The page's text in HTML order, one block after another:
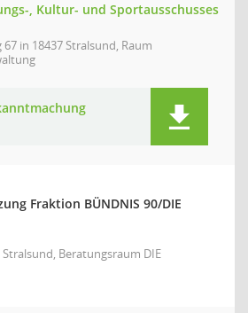
, Kultur- und Sportausschusses
in 18437 Stralsund, Raum
Fraktion BÜNDNIS 90/DIE
Beratungsraum DIE